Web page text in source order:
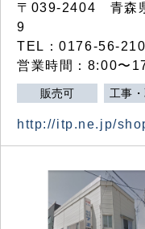
〒039-2404 青森
9
TEL：0176-56-
営業時間：8:00〜
販売可 工事
http://itp.ne.jp/